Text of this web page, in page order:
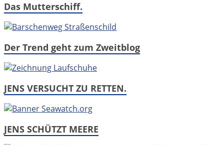
Das Mutterschiff.
Der Trend geht zum Zweitblog
JENS VERSUCHT ZU RETTEN.
JENS SCHÜTZT MEERE